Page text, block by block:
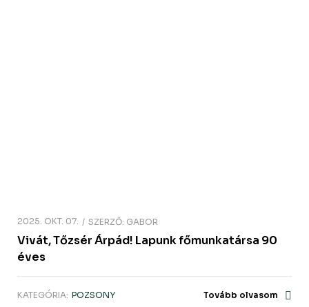
2025. OKT. 07. SZERZŐ: GABOR
Vivát, Tőzsér Árpád! Lapunk főmunkatársa 90
éves
KATEGÓRIA: POZSONY Tovább olvasom